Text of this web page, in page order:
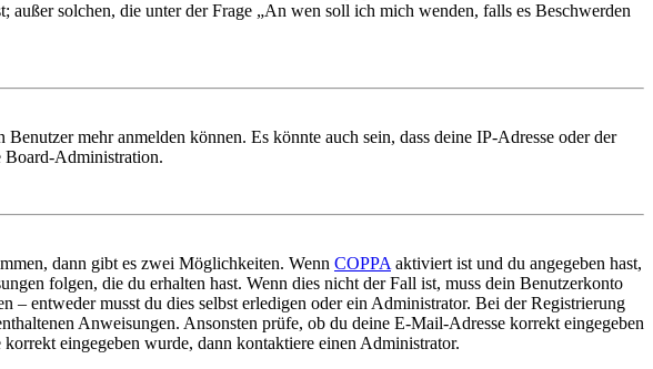
solchen, die unter der Frage „An wen soll ich mich wenden, falls es Beschwerden
mehr anmelden können. Es könnte auch sein, dass deine IP-Adresse oder der
Board-Administration.
dann gibt es zwei Möglichkeiten. Wenn COPPA aktiviert ist und du angegeben hast,
folgen, die du erhalten hast. Wenn dies nicht der Fall ist, muss dein Benutzerkonto
entweder musst du dies selbst erledigen oder ein Administrator. Bei der Registrierung
Anweisungen. Ansonsten prüfe, ob du deine E-Mail-Adresse korrekt eingegeben
eingegeben wurde, dann kontaktiere einen Administrator.